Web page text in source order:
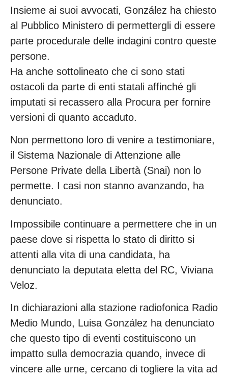
Insieme ai suoi avvocati, González ha chiesto
al Pubblico Ministero di permettergli di essere
parte procedurale delle indagini contro queste
persone.
Ha anche sottolineato che ci sono stati
ostacoli da parte di enti statali affinché gli
imputati si recassero alla Procura per fornire
versioni di quanto accaduto.
Non permettono loro di venire a testimoniare,
il Sistema Nazionale di Attenzione alle
Persone Private della Libertà (Snai) non lo
permette. I casi non stanno avanzando, ha
denunciato.
Impossibile continuare a permettere che in un
paese dove si rispetta lo stato di diritto si
attenti alla vita di una candidata, ha
denunciato la deputata eletta del RC, Viviana
Veloz.
In dichiarazioni alla stazione radiofonica Radio
Medio Mundo, Luisa González ha denunciato
che questo tipo di eventi costituiscono un
impatto sulla democrazia quando, invece di
vincere alle urne, cercano di togliere la vita ad